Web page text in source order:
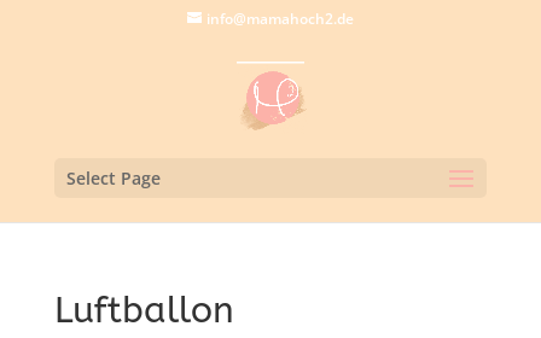
info@mamahoch2.de
Select Page
Luftballon